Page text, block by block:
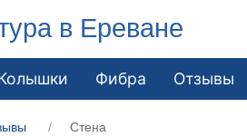
в Ереване
Фибра Отзывы
Стена